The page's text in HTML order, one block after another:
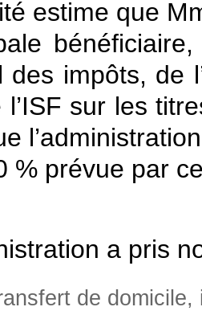
estime que
des impôts, de
sur les
% prévue par
a pris
de domicile,